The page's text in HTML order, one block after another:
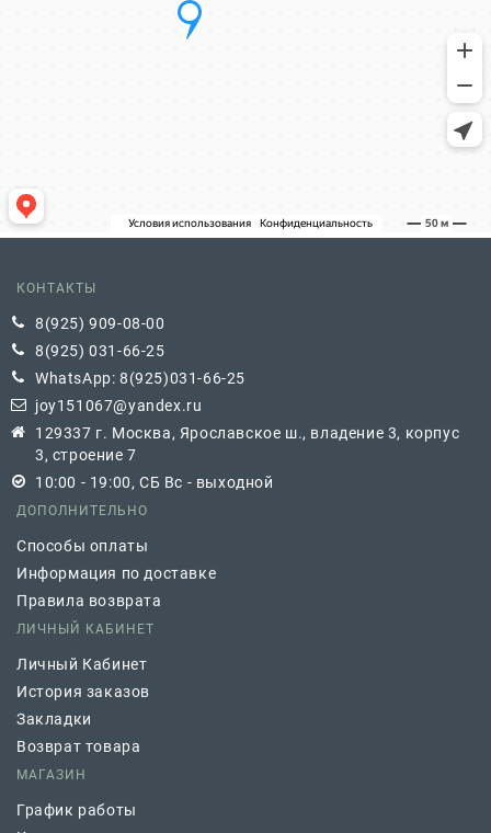
КОНТАКТЫ
8(925) 909-08-00
8(925) 031-66-25
WhatsApp: 8(925)031-66-25
joy151067@yandex.ru
129337 г. Москва, Ярославское ш., владение 3, корпус
3, строение 7
10:00 - 19:00, СБ Вс - выходной
ДОПОЛНИТЕЛЬНО
Способы оплаты
Информация по доставке
Правила возврата
ЛИЧНЫЙ КАБИНЕТ
Личный Кабинет
История заказов
Закладки
Возврат товара
МАГАЗИН
График работы